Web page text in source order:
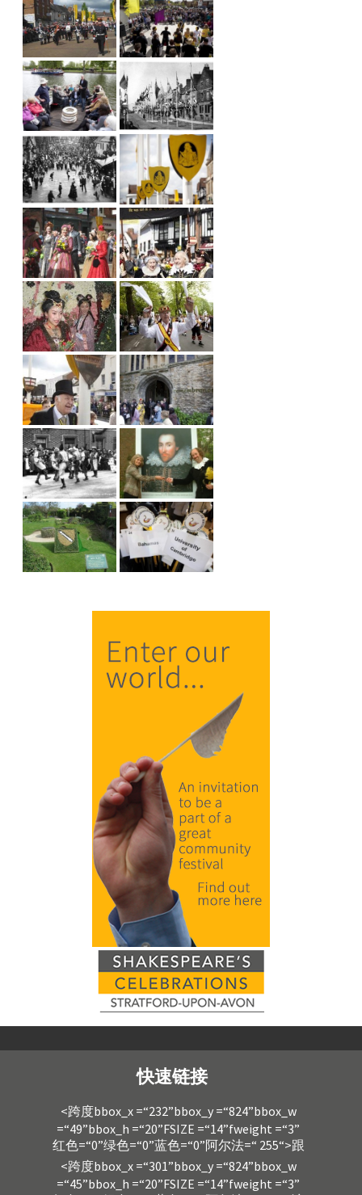
快速链接
<跨度bbox_x =“232”bbox_y =“824”bbox_w
=“49”bbox_h =“20”FSIZE =“14”fweight =“3”
红色=“0”绿色=“0”蓝色=“0”阿尔法=“ 255“>跟
<跨度bbox_x =“301”bbox_y =“824”bbox_w
=“45”bbox_h =“20”FSIZE =“14”fweight =“3”